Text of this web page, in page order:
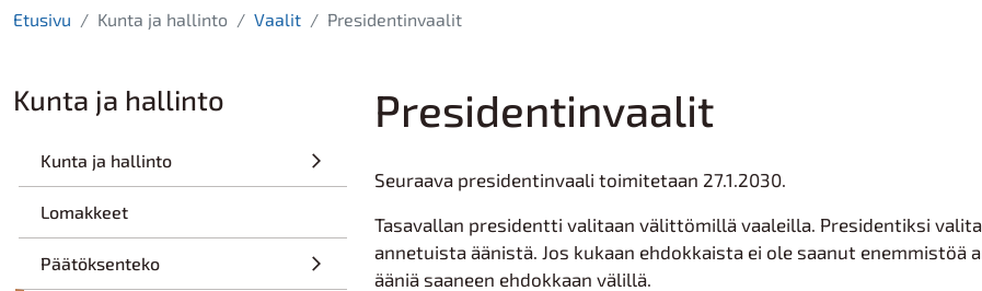
Etusivu Kunta ja hallinto Vaalit Presidentinvaalit
Kunta ja hallinto
Kunta ja hallinto
Lomakkeet
Päätöksenteko
Presidentinvaalit
Seuraava presidentinvaali toimitetaan 27.1.2030.
Tasavallan presidentti valitaan välittömillä vaaleilla. Presidentiksi
annetuista äänistä. Jos kukaan ehdokkaista ei ole saanut
ääniä saaneen ehdokkaan välillä.